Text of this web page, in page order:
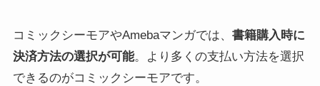
コミックシーモアやAmebaマンガでは、 書籍購入時に
決済方法の選択が可能。より多くの支払い方法を選択
できるのがコミックシーモアです。